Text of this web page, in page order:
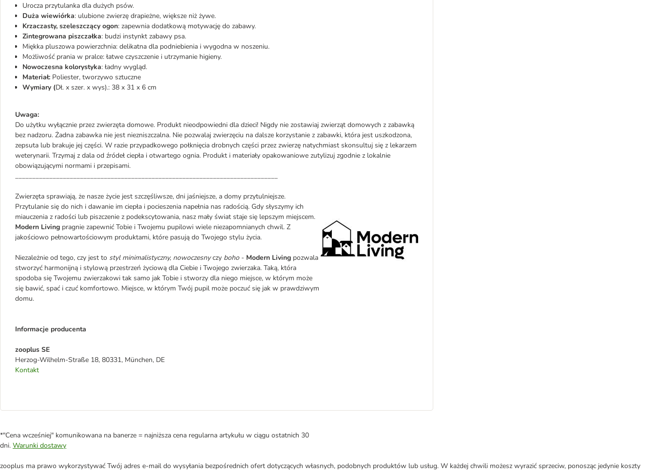
Urocza przytulanka dla dużych psów.
Duża wiewiórka: ulubione zwierzę drapieżne, większe niż żywe.
Krzaczasty, szeleszczący ogon: zapewnia dodatkową motywację do zabawy.
Zintegrowana piszczałka: budzi instynkt zabawy psa.
Miękka pluszowa powierzchnia: delikatna dla podniebienia i wygodna w noszeniu.
Możliwość prania w pralce: łatwe czyszczenie i utrzymanie higieny.
Nowoczesna kolorystyka: ładny wygląd.
Materiał: Poliester, tworzywo sztuczne
Wymiary (Dł. x szer. x wys).: 38 x 31 x 6 cm
Uwaga:
Do użytku wyłącznie przez zwierzęta domowe. Produkt nieodpowiedni dla dzieci! Nigdy nie zostawiaj zwierząt domowych z zabawką
bez nadzoru. Żadna zabawka nie jest niezniszczalna. Nie pozwalaj zwierzęciu na dalsze korzystanie z zabawki, która jest uszkodzona,
zepsuta lub brakuje jej części. W razie przypadkowego połknięcia drobnych części przez zwierzę natychmiast skonsultuj się z lekarzem
weterynarii. Trzymaj z dala od źródeł ciepła i otwartego ognia. Produkt i materiały opakowaniowe zutylizuj zgodnie z lokalnie
obowiązującymi normami i przepisami.
_____________________________________________________________________________
Zwierzęta sprawiają, że nasze życie jest szczęśliwsze, dni jaśniejsze, a domy przytulniejsze.
Przytulanie się do nich i dawanie im ciepła i pocieszenia napełnia nas radością. Gdy słyszymy ich
miauczenia z radości lub piszczenie z podekscytowania, nasz mały świat staje się lepszym miejscem.
Modern Living pragnie zapewnić Tobie i Twojemu pupilowi wiele niezapomnianych chwil. Z
jakościowo pełnowartościowym produktami, które pasują do Twojego stylu życia.
Niezależnie od tego, czy jest to styl minimalistyczny, nowoczesnyczy boho- Modern Living pozwala
stworzyć harmonijną i stylową przestrzeń życiową dla Ciebie i Twojego zwierzaka. Taką, która
spodoba się Twojemu zwierzakowi tak samo jak Tobie i stworzy dla niego miejsce, w którym może
się bawić, spać i czuć komfortowo. Miejsce, w którym Twój pupil może poczuć się jak w prawdziwym
domu.
Informacje producenta
zooplus SE
Herzog-Wilhelm-Straße 18, 80331, München, DE
Kontakt
*"Cena wcześniej" komunikowana na banerze = najniższa cena regularna artykułu w ciągu ostatnich 30
dni. Warunki dostawy
zooplus ma prawo wykorzystywać Twój adres e-mail do wysyłania bezpośrednich ofert dotyczących własnych, podobnych produktów lub usług. W każdej chwili możesz wyrazić sprzeciw, ponosząc jedynie koszty